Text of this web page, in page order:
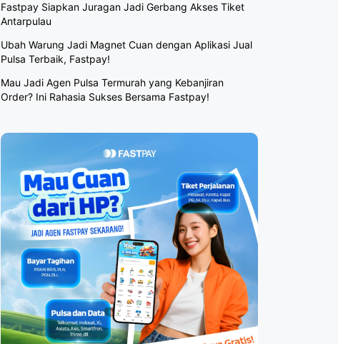
Fastpay Siapkan Juragan Jadi Gerbang Akses Tiket
Antarpulau
Ubah Warung Jadi Magnet Cuan dengan Aplikasi Jual
Pulsa Terbaik, Fastpay!
Mau Jadi Agen Pulsa Termurah yang Kebanjiran
Order? Ini Rahasia Sukses Bersama Fastpay!